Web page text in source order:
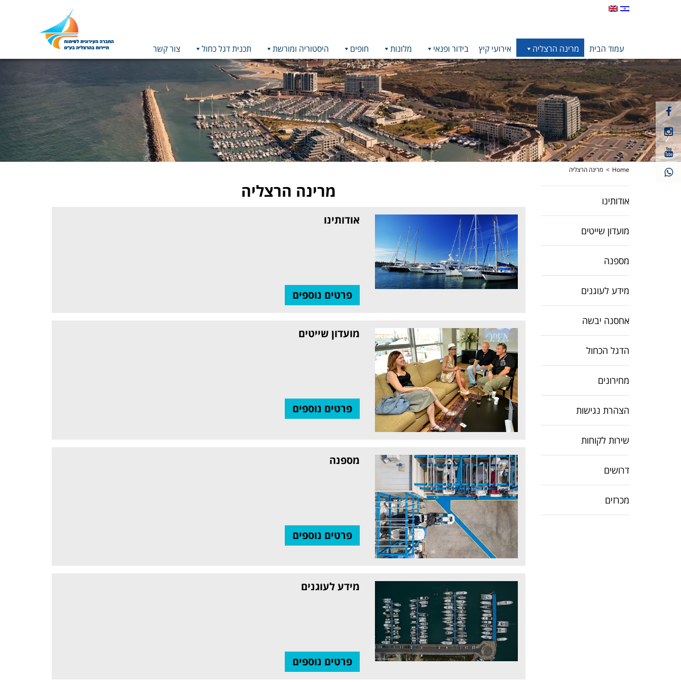
תמונה
כקישור
עמוד הבית מרינה הרצליה אירועי קיץ בידור ופנאי מלונות חופים היסטוריה ומורשת תכנית דגל כחול צור קשר
קישור
חיצוני
לעמוד
פייסבוק
קישור
חיצוני
לעמוד
אינסטגרם
קישור
חיצוני
לעמוד Home מרינה הרצליה
מרינה הרצליה
אודותינו
פרטים נוספים
מועדון שייטים
פרטים נוספים
מספנה
פרטים נוספים
מידע לעוגנים
פרטים נוספים
אודותינו
מועדון שייטים
מספנה
מידע לעוגנים
אחסנה יבשה
הדגל הכחול
מחירונים
הצהרת נגישות
שירות לקוחות
דרושים
מכרזים